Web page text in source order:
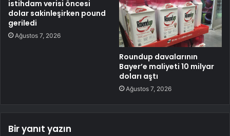
istihdam verisi öncesi
dolar sakinleşirken pound
geriledi
Ağustos 7, 2026
Roundup davalarının
Bayer’e maliyeti 10 milyar
doları aştı
Ağustos 7, 2026
Bir yanıt yazın